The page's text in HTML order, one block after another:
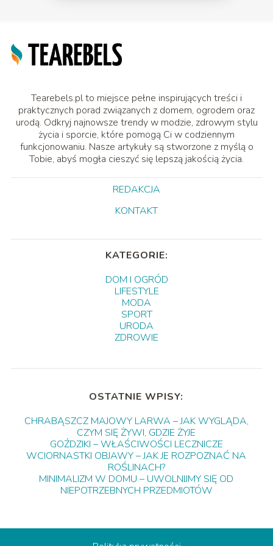
Tearebels.pl to miejsce pełne inspirujących treści i
praktycznych porad związanych z domem, ogrodem oraz
urodą. Odkryj najnowsze trendy w modzie, zdrowym stylu
życia i sporcie, które pomogą Ci w codziennym
funkcjonowaniu. Nasze artykuły są stworzone z myślą o
Tobie, abyś mogła cieszyć się lepszą jakością życia.
REDAKCJA
KONTAKT
KATEGORIE:
DOM I OGRÓD
LIFESTYLE
MODA
SPORT
URODA
ZDROWIE
OSTATNIE WPISY:
CHRABĄSZCZ MAJOWY LARWA – JAK WYGLĄDA,
CZYM SIĘ ŻYWI, GDZIE ŻYJE
GOŹDZIKI – WŁAŚCIWOŚCI LECZNICZE
WCIORNASTKI OBJAWY – JAK JE ROZPOZNAĆ NA
ROŚLINACH?
MINIMALIZM W DOMU – UWOLNIJMY SIĘ OD
NIEPOTRZEBNYCH PRZEDMIOTÓW